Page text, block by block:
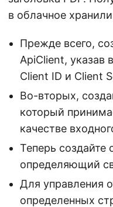
в облачное
Прежде всего,
ApiClient, указав
Client ID и Client
Во-вторых,
который
качестве
Теперь создайте
определяющий
Для управления
определенных